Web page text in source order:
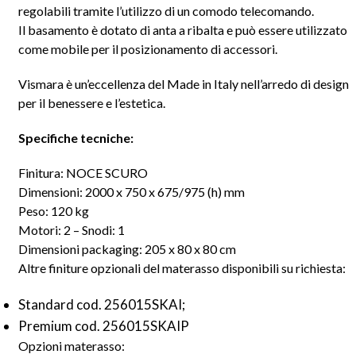
regolabili tramite l’utilizzo di un comodo telecomando.
Il basamento è dotato di anta a ribalta e può essere utilizzato
come mobile per il posizionamento di accessori.
Vismara è un’eccellenza del Made in Italy nell’arredo di design
per il benessere e l’estetica.
Specifiche tecniche:
Finitura: NOCE SCURO
Dimensioni: 2000 x 750 x 675/975 (h) mm
Peso: 120 kg
Motori: 2 – Snodi: 1
Dimensioni packaging: 205 x 80 x 80 cm
Altre finiture opzionali del materasso disponibili su richiesta:
Standard cod. 256015SKAI;
Premium cod. 256015SKAIP
Opzioni materasso: